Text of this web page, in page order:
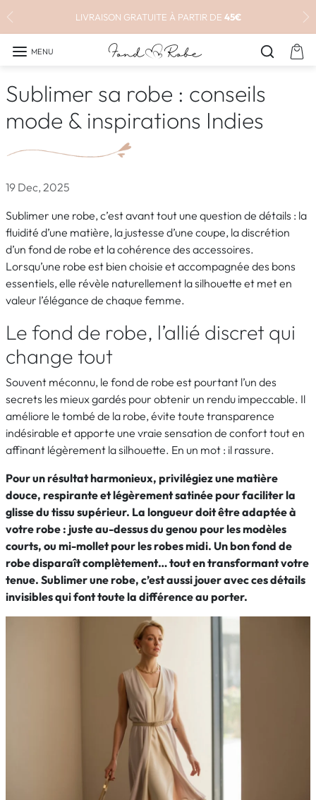
Aller au contenu
LIVRAISON GRATUITE À PARTIR DE 45€
Précédent
MENU
Sublimer sa robe : conseils
mode & inspirations Indies
19 Dec, 2025
Sublimer une robe, c’est avant tout une question de détails : la
fluidité d’une matière, la justesse d’une coupe, la discrétion
d’un fond de robe et la cohérence des accessoires.
Lorsqu’une robe est bien choisie et accompagnée des bons
essentiels, elle révèle naturellement la silhouette et met en
valeur l’élégance de chaque femme.
Le fond de robe, l’allié discret qui
change tout
Souvent méconnu, le fond de robe est pourtant l’un des
secrets les mieux gardés pour obtenir un rendu impeccable. Il
améliore le tombé de la robe, évite toute transparence
indésirable et apporte une vraie sensation de confort tout en
affinant légèrement la silhouette. En un mot : il rassure.
Pour un résultat harmonieux, privilégiez une matière
douce, respirante et légèrement satinée pour faciliter la
glisse du tissu supérieur. La longueur doit être adaptée à
votre robe : juste au-dessus du genou pour les modèles
courts, ou mi-mollet pour les robes midi. Un bon fond de
robe disparaît complètement… tout en transformant votre
tenue. Sublimer une robe, c’est aussi jouer avec ces détails
invisibles qui font toute la différence au porter.